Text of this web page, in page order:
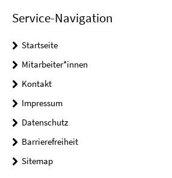
Service-Navigation
Startseite
Mitarbeiter*innen
Kontakt
Impressum
Datenschutz
Barrierefreiheit
Sitemap